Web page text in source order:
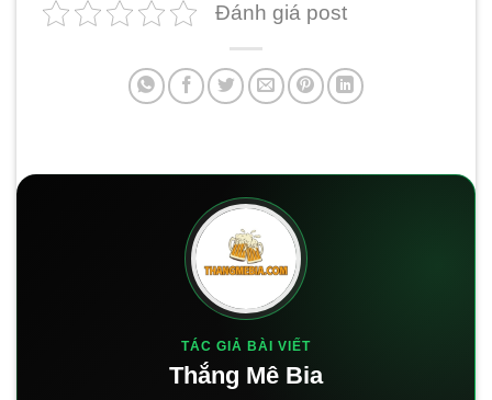
Đánh giá post
TÁC GIẢ BÀI VIẾT
Thắng Mê Bia